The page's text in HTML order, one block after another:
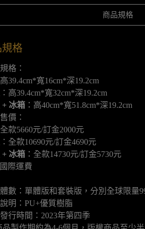
商品規格
規格
格：
高39.4cm*寬16cm*深19.2cm
：高39.4cm*寬32cm*深19.2cm
+ 冰箱 ：高40cm*寬51.8cm*深19.2cm
價：
全款5660元/訂金2000元
：全款10690元/訂金4690元
+ 冰箱 ：全款14730元/訂金5730元
際運費
數：單體版和套裝版，分別全球限量
明：PU+優質樹脂
行時間：2023年第四季